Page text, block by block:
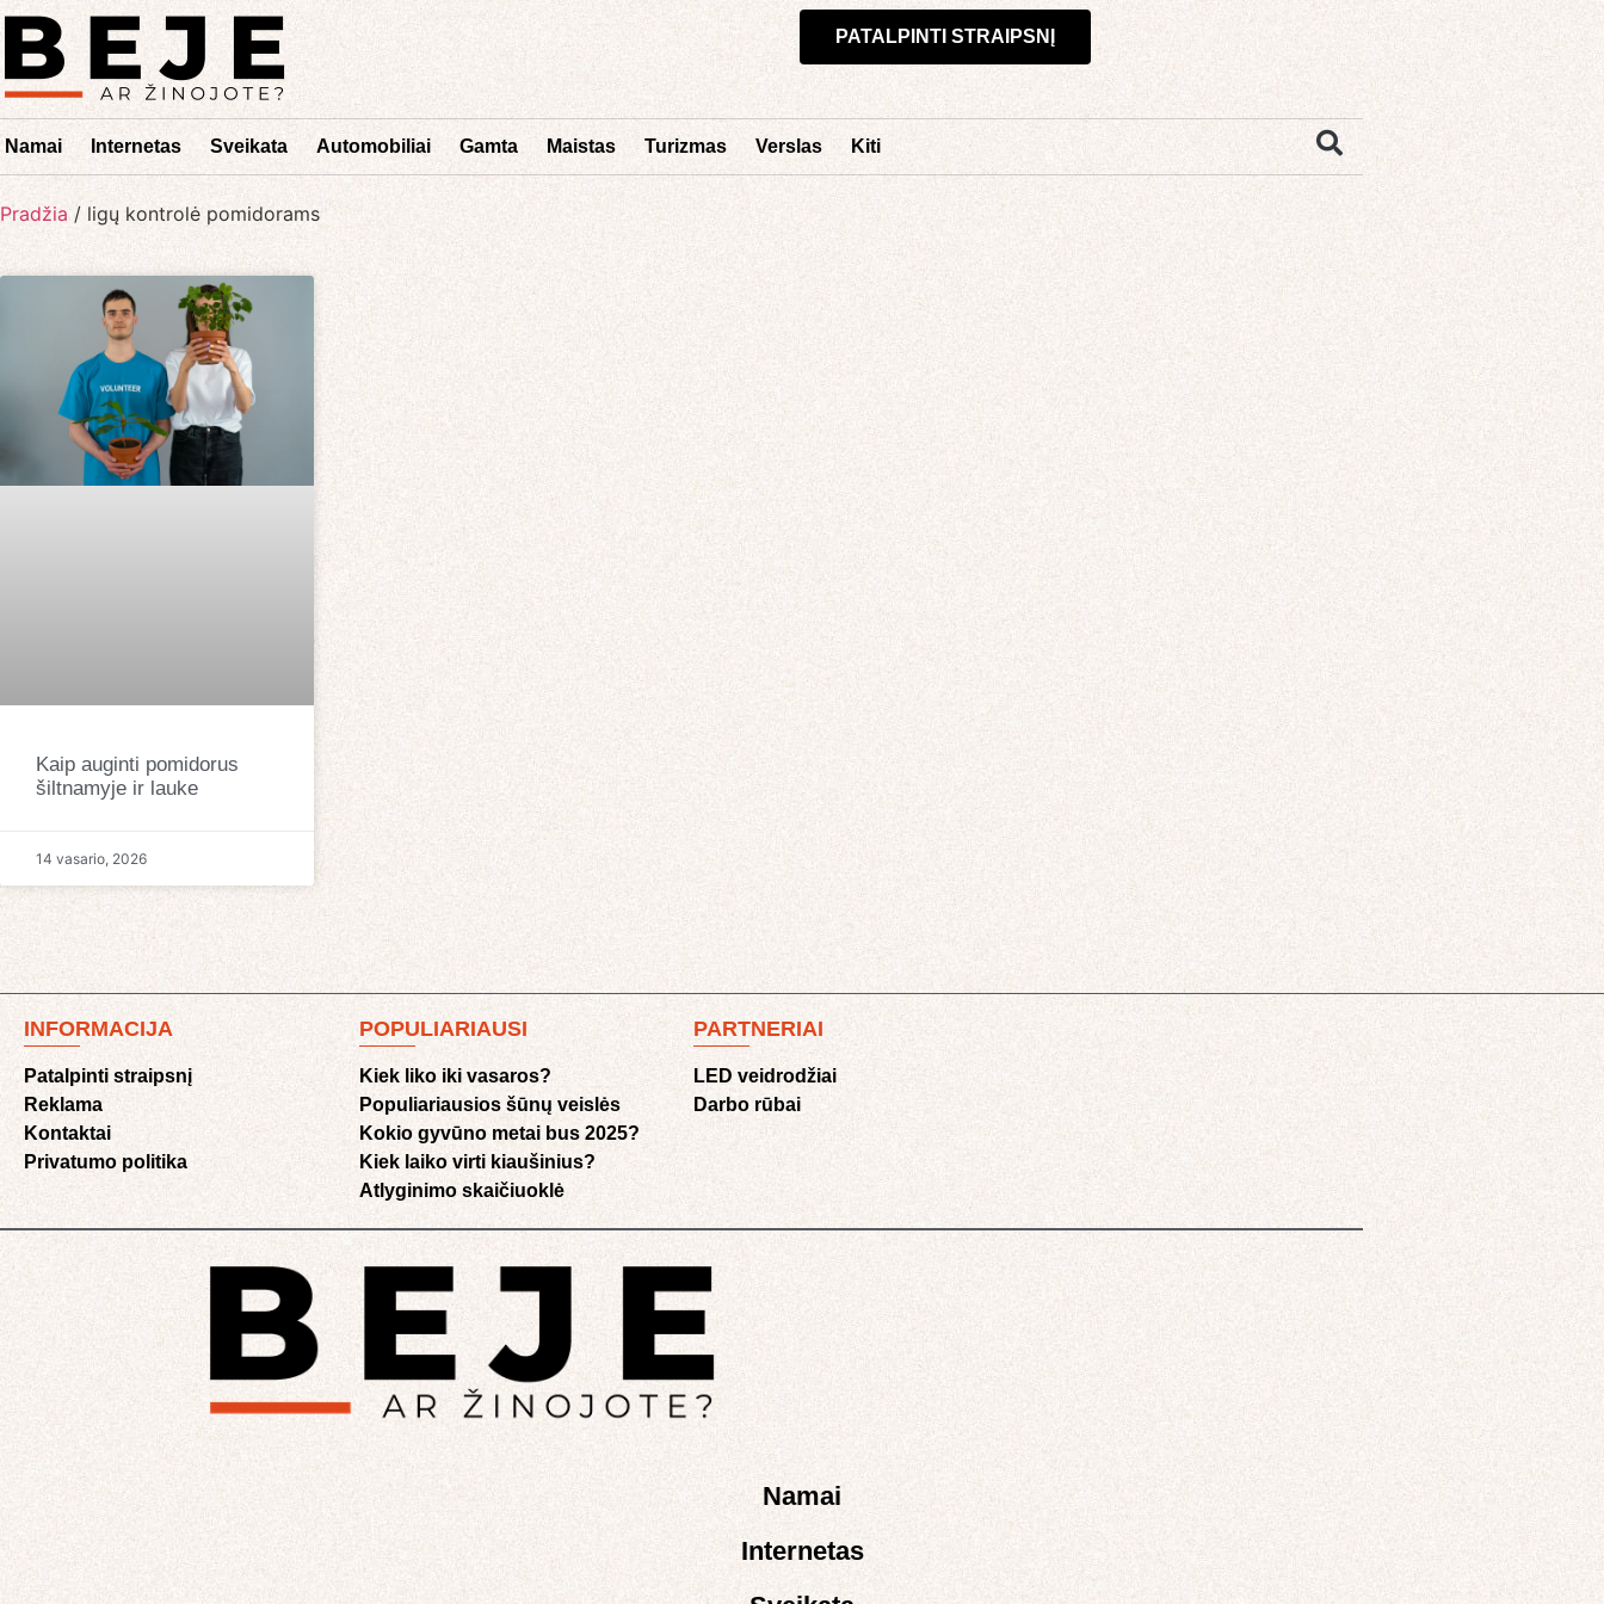
PATALPINTI STRAIPSNĮ
Namai Internetas Sveikata Automobiliai Gamta Maistas Turizmas Verslas Kiti
Pradžia / ligų kontrolė pomidorams
Kaip auginti pomidorus
šiltnamyje ir lauke
14 vasario, 2026
INFORMACIJA
Patalpinti straipsnį
Reklama
Kontaktai
Privatumo politika
POPULIARIAUSI
Kiek liko iki vasaros?
Populiariausios šūnų veislės
Kokio gyvūno metai bus 2025?
Kiek laiko virti kiaušinius?
Atlyginimo skaičiuoklė​
PARTNERIAI
LED veidrodžiai
Darbo rūbai
Namai
Internetas